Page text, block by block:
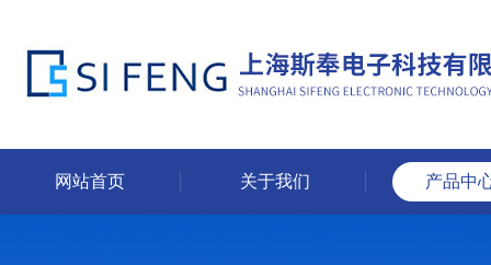
网站首页 关于我们 产品中